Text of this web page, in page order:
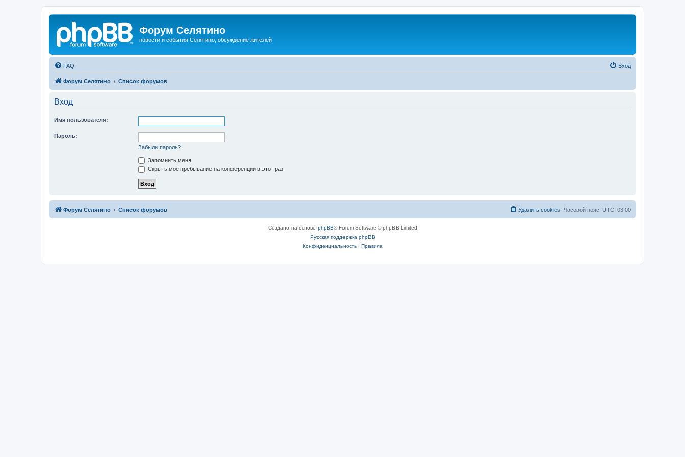
Форум Селятино
новости и события Селятино, обсуждение жителей
FAQ Вход
Форум Селятино Список форумов
Вход
Имя пользователя:
Пароль:
Забыли пароль?
Запомнить меня
Скрыть моё пребывание на конференции в этот раз
Форум Селятино Список форумов Часовой пояс: UTC+03:00
Удалить cookies
Создано на основе phpBB® Forum Software © phpBB Limited
Русская поддержка phpBB
Конфиденциальность| Правила